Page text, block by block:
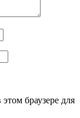
браузере для